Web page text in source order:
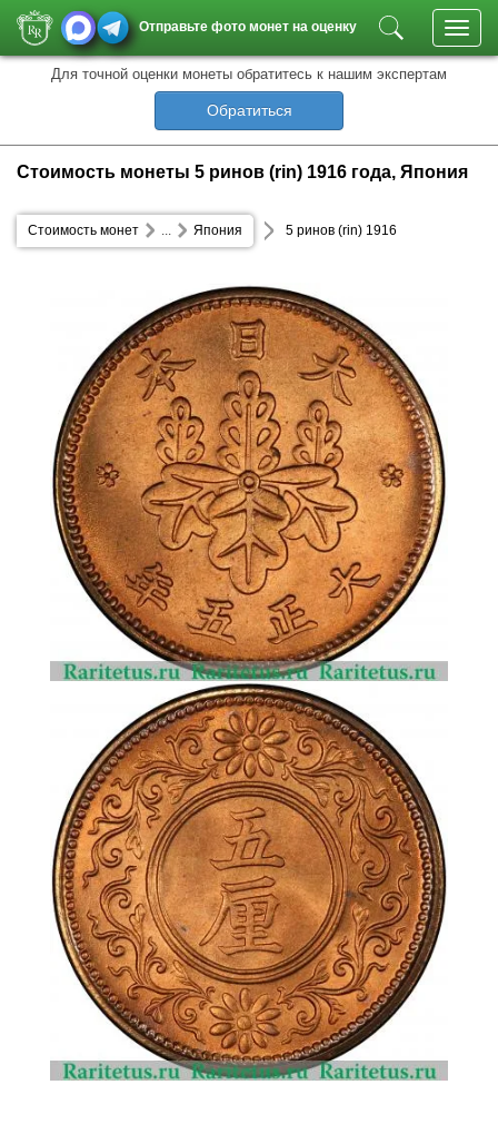
Отправьте фото монет на оценку
Для точной оценки монеты обратитесь к нашим экспертам
Обратиться
Стоимость монеты 5 ринов (rin) 1916 года, Япония
Стоимость монет Япония
... 5 ринов (rin) 1916